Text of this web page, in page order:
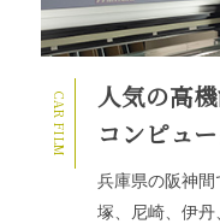
除菌・抗菌・消臭
CAR FILM
人気の高
コンピュ
兵庫県の阪神
塚、尼崎、伊